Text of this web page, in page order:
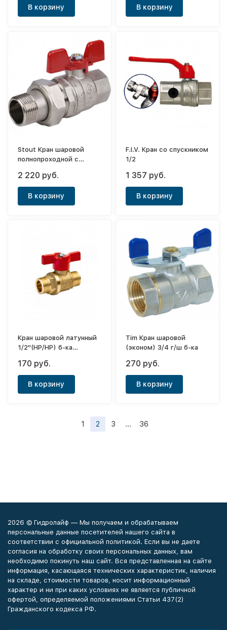
В корзину В корзину
Stout Кран шаровой
полнопроходной с
ручка бабочка 1" (EPDM)
2 220 руб.
В корзину
F.I.V. Кран со спускником
1/2
1 357 руб.
В корзину
Кран шаровой латунный
1/2"(НР/НР) б-ка
170 руб.
В корзину
Tim Кран шаровой
(эконом) 3/4 г/ш б-ка
270 руб.
В корзину
1 2 3 ... 36
2026 © Гидролайф — Мы получаем и обрабатываем
персональные данные посетителей нашего сайта в
соответствии с официальной политикой. Если вы не даете
согласия на обработку своих персональных данных, вам
необходимо покинуть наш сайт. Вся представленная на сайте
информация, касающаяся технических характеристик, наличия
на складе, стоимости товаров, носит информационный
характер и ни при каких условиях не является публичной
офертой, определяемой положениями Статьи 437(2)
Гражданского кодекса РФ.